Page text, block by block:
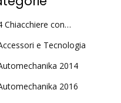
Chiacchiere con…
e Tecnologia
2014
2016